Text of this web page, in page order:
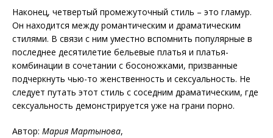
Наконец, четвертый промежуточный стиль – это гламур.
Он находится между романтическим и драматическим
стилями. В связи с ним уместно вспомнить популярные в
последнее десятилетие бельевые платья и платья-
комбинации в сочетании с босоножками, призванные
подчеркнуть чью-то женственность и сексуальность. Не
следует путать этот стиль с соседним драматическим, где
сексуальность демонстрируется уже на грани порно.
Автор: Мария Мартынова,